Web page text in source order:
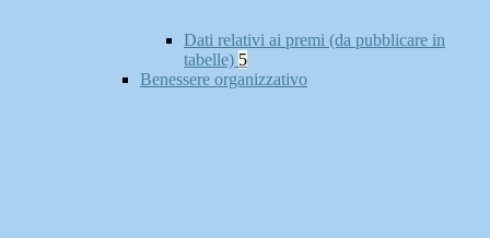
Dati relativi ai premi (da pubblicare in
tabelle) 5
Benessere organizzativo